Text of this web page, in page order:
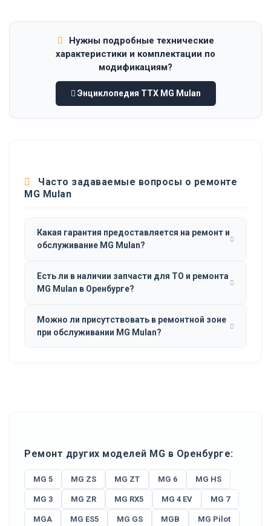
Нужны подробные технические
характеристики и комплектации по
модификациям?
Энциклопедия ТТХ MG Mulan
Часто задаваемые вопросы о ремонте
MG Mulan
Какая гарантия предоставляется на ремонт и
обслуживание MG Mulan?
Есть ли в наличии запчасти для ТО и ремонта
MG Mulan в Оренбурге?
Можно ли присутствовать в ремонтной зоне
при обслуживании MG Mulan?
Ремонт других моделей MG в Оренбурге:
MG 5 MG ZS MG ZT MG 6 MG HS
MG 3 MG ZR MG RX5 MG 4 EV MG 7
MGA MG ES5 MG GS MGB MG Pilot